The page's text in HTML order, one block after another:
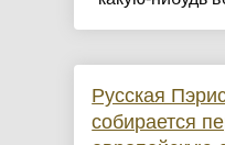
Русская
собирается